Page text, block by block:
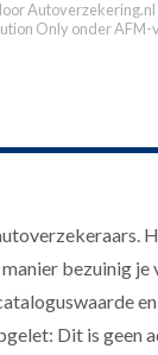
Autoverzekering.nl
Only onder AFM-
bezuinig je
Dit is